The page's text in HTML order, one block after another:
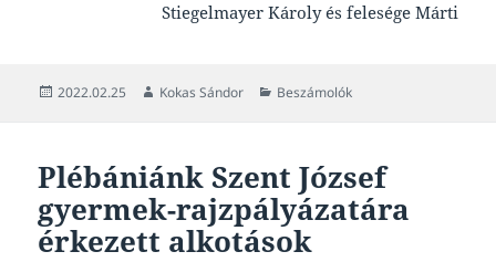
Stiegelmayer Károly és felesége Márti
Közzétéve
2022.02.25 Szerző
Kokas Sándor Kategória
Beszámolók
Plébániánk Szent József
gyermek-rajzpályázatára
érkezett alkotások